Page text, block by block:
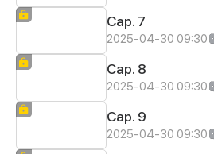
Cap. 7
2025-04-30 09:30
Cap. 8
2025-04-30 09:30
Cap. 9
2025-04-30 09:30